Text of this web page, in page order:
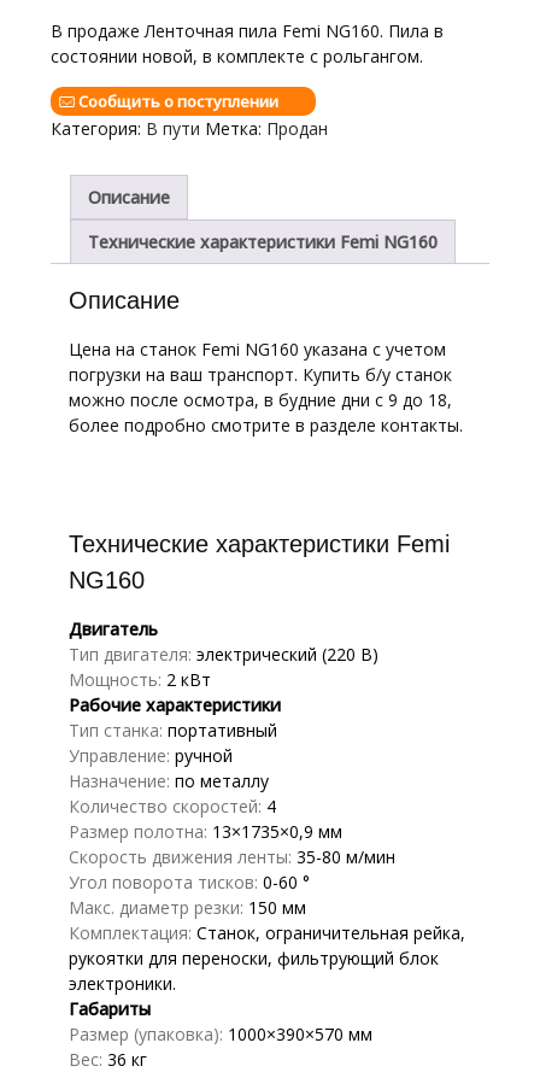
В продаже Ленточная пила Femi NG160. Пила в
состоянии новой, в комплекте с рольгангом.
Сообщить о поступлении
Категория: В пути Метка: Продан
Описание
Технические характеристики Femi NG160
Описание
Цена на станок Femi NG160 указана с учетом
погрузки на ваш транспорт. Купить б/у станок
можно после осмотра, в будние дни с 9 до 18,
более подробно смотрите в разделе контакты.
Технические характеристики Femi
NG160
Двигатель
Тип двигателя: электрический (220 В)
Мощность: 2 кВт
Рабочие характеристики
Тип станка: портативный
Управление: ручной
Назначение: по металлу
Количество скоростей: 4
Размер полотна: 13×1735×0,9 мм
Скорость движения ленты: 35-80 м/мин
Угол поворота тисков: 0-60 °
Макс. диаметр резки: 150 мм
Комплектация: Станок, ограничительная рейка,
рукоятки для переноски, фильтрующий блок
электроники.
Габариты
Размер (упаковка): 1000×390×570 мм
Вес: 36 кг